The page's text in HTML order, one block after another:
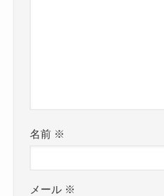
名前 ※
メール ※